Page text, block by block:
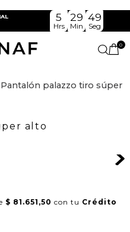
5
Hrs
29
Min
48
Seg
0
Pantalón palazzo tiro súper
alto
$ 81.651,50 con tu Crédito